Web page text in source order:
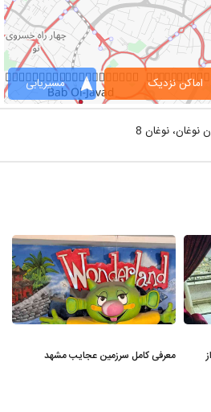
navigation مسیریابی اماکن نزدیک
نوغان 8
معرفی کامل سرزمین عجایب مشهد